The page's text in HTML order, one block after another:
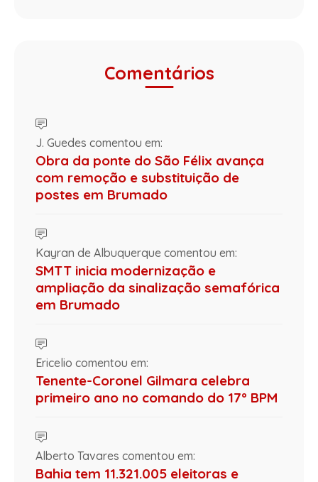
Comentários
J. Guedes comentou em:
Obra da ponte do São Félix avança
com remoção e substituição de
postes em Brumado
Kayran de Albuquerque comentou em:
SMTT inicia modernização e
ampliação da sinalização semafórica
em Brumado
Ericelio comentou em:
Tenente-Coronel Gilmara celebra
primeiro ano no comando do 17º BPM
Alberto Tavares comentou em:
Bahia tem 11.321.005 eleitoras e